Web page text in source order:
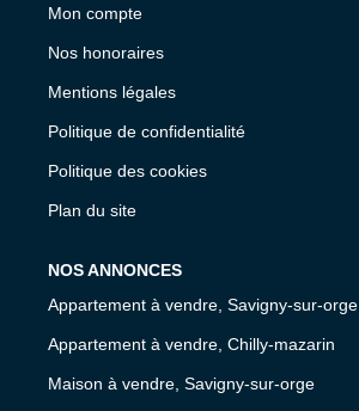
Mon compte
Nos honoraires
Mentions légales
Politique de confidentialité
Politique des cookies
Plan du site
NOS ANNONCES
Appartement à vendre, Savigny-sur-orge
Appartement à vendre, Chilly-mazarin
Maison à vendre, Savigny-sur-orge